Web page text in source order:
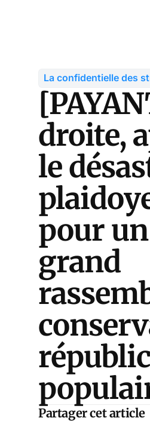
La confidentielle des
droite,
le
pour un
grand
Partager cet article